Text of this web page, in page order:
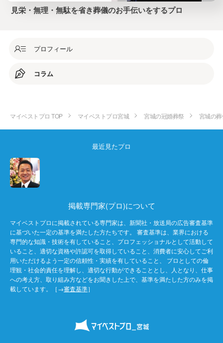
見栄・無理・無駄を省き葬儀のお手伝いをするプロ
プロフィール
コラム
マイベストプロ TOP マイベストプロ宮城 宮城の冠婚葬祭 宮城の
最近見たプロ
掲載専門家(プロ)について
マイベストプロに掲載されている専門家は、新聞社・放送局の広告審査基準
に基づいた一定の基準を満たした方たちです。 審査基準は、業界における
専門的な知識・技術を有していること、プロフェッショナルとして活動して
いること、適切な資格や許認可を取得していること、消費者に安心してご利
用いただけるよう一定の信頼性・実績を有していること、 プロとしての倫
理観・社会的責任を理解し、適切な行動ができることとし、人となり、仕事
への考え方、取り組み方などをお聞きした上で、基準を満たした方のみを掲
載しています。［→審査基準］